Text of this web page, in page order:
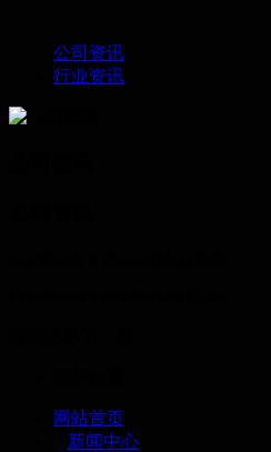
公司资讯
行业资讯
网站首页
新闻中心